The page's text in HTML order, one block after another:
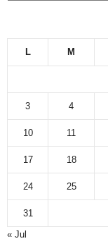
L M
3 4
10 11
17 18
24 25
31
« Jul